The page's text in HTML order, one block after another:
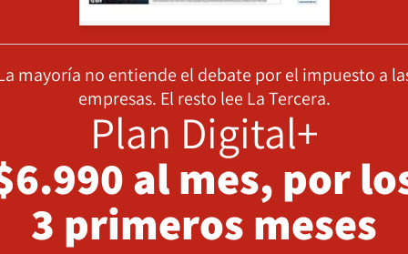
mayoría no entiende el debate por el impuesto a
empresas. El resto lee La Tercera.
Plan Digital+
al mes, por
3 primeros meses